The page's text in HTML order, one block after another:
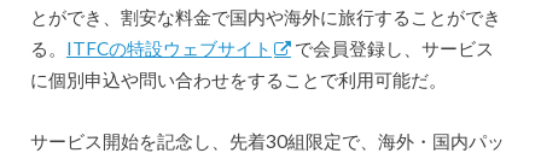
とができ、割安な料金で国内や海外に旅行することができ
る。 ITFCの特設ウェブサイト
で会員登録し、サービス
に個別申込や問い合わせをすることで利用可能だ。
サービス開始を記念し、先着30組限定で、海外・国内パッ